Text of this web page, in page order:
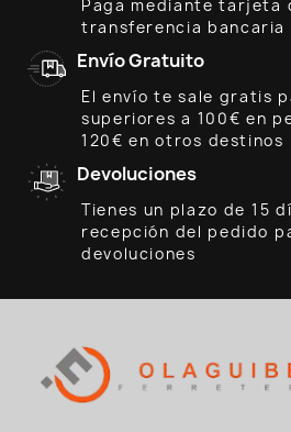
Paga mediante tarjeta
transferencia bancaria
Envío Gratuito
El envío te sale gratis
superiores a 100€ en
120€ en otros destinos
Devoluciones
Tienes un plazo de 15
recepción del pedido
devoluciones